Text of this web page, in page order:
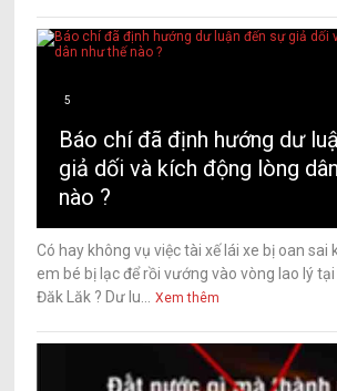
5
Báo chí đã định hướng dư
giả dối và kích động lòng
nào ?
Có hay không vụ việc tài xế lái xe bị oan sai
em bé bị lạc để rồi vướng vào vòng lao lý
Đăk Lăk ? Dư lu...
Xem thêm